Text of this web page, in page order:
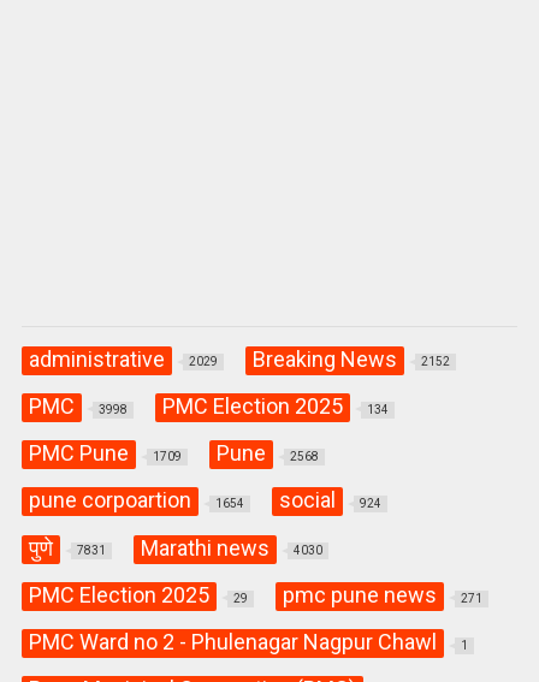
administrative 2029 Breaking News 2152
PMC 3998 PMC Election 2025 134
PMC Pune 1709 Pune 2568
pune corpoartion 1654 social 924
पुणे 7831 Marathi news 4030
PMC Election 2025 29 pmc pune news 271
PMC Ward no 2 - Phulenagar Nagpur Chawl 1